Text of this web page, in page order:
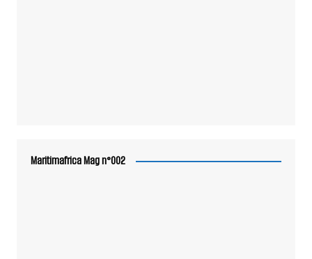
Maritimafrica Mag n°002